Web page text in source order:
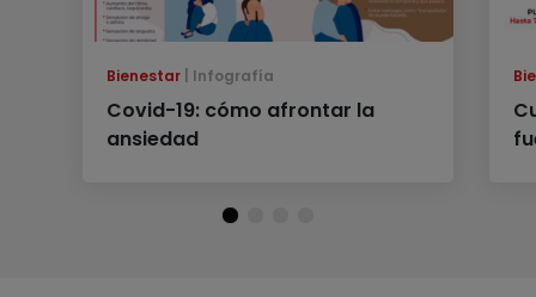
Bienestar Infografía
Covid-19: cómo afrontar la
ansiedad